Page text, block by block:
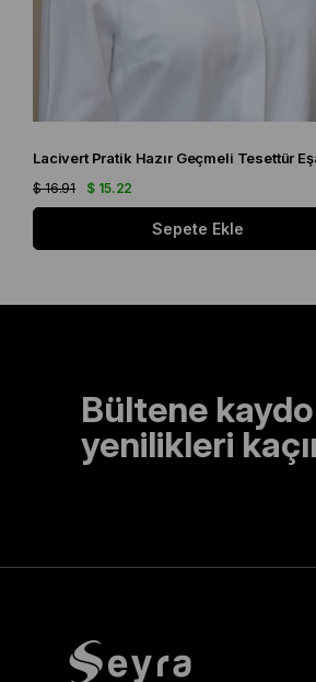
$ 15.22
$ 16.91
Sepete Ekle
Bültene
yenilikleri